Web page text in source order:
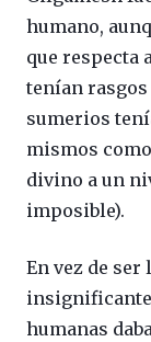
humano,
que respecta
tenían rasgos
sumerios
mismos
divino a un
imposible).
En vez de ser
insignificante
humanas